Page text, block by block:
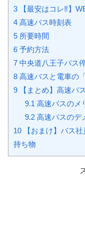
3 【最安はコレ‼】
4 高速バス時刻表
5 所要時間
6 予約方法
7 中央道八王子バス
8 高速バスと電車の
9 【まとめ】高速バ
9.1 高速バスのメ
9.2高速バスのデ
10 【おまけ】バス
持ち物